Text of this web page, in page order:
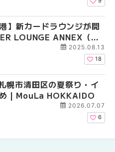
】新カードラウンジが開
LOUNGE ANNEX（ス
ジアネックス）」をご紹
HOKKAIDO
2025.08.13
18
幌市清田区の夏祭り・イ
| MouLa HOKKAIDO
2026.07.07
6
2026年夏 札幌市中央
ベントまとめ |
2026年夏 恵庭市・千
イベントまとめ |
【新千歳空港】新カー
業。「SUPER
ーパーラウンジアネッ
介！！ | MouLa
2026年夏 札幌市豊平
ベントまとめ |